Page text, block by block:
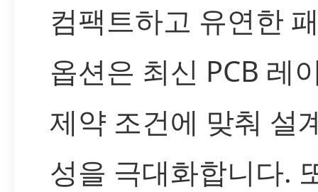
컴팩트하고 유연한
옵션은 최신 PCB 레
제약 조건에 맞춰 설
성을 극대화합니다.